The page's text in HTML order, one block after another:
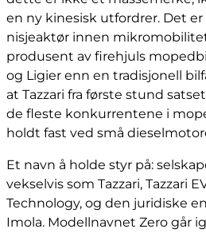
en ny kinesisk utfordrer. Det
nisjeaktør innen
produsent av firehjuls
og Ligier enn en tradisjonell
at Tazzari fra første stund
de fleste konkurrentene i
holdt fast ved små
Et navn å holde styr på:
vekselvis som Tazzari, Tazzari
Technology, og den juridiske
Imola. Modellnavnet Zero går